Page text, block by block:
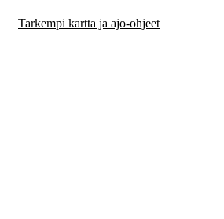
Tarkempi kartta ja ajo-ohjeet